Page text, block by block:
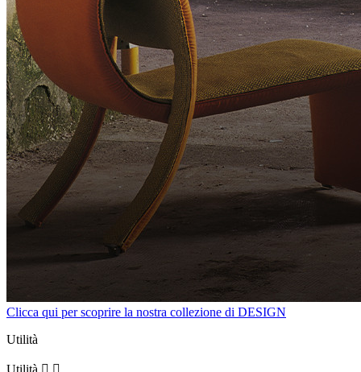
Clicca qui per scoprire la nostra collezione di DESIGN
Utilità